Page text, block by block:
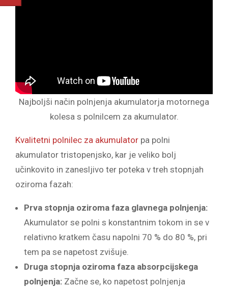
Najboljši način polnjenja akumulatorja motornega
kolesa s polnilcem za akumulator.
Kvalitetni polnilec za akumulator pa polni
akumulator tristopenjsko, kar je veliko bolj
učinkovito in zanesljivo ter poteka v treh stopnjah
oziroma fazah:
Prva stopnja oziroma faza glavnega polnjenja:
Akumulator se polni s konstantnim tokom in se v
relativno kratkem času napolni 70 % do 80 %, pri
tem pa se napetost zvišuje.
Druga stopnja oziroma faza absorpcijskega
polnjenja: Začne se, ko napetost polnjenja